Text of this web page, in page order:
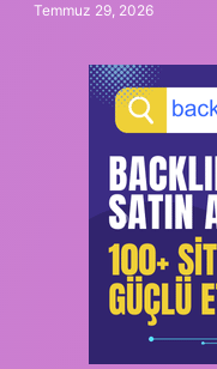
Temmuz 29, 2026